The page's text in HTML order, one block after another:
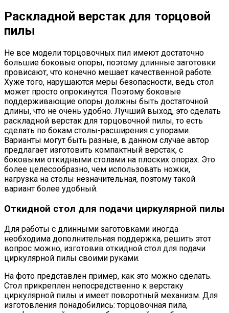
Раскладной верстак для торцовой
пилы
Не все модели торцовочных пил имеют достаточно
большие боковые опоры, поэтому длинные заготовки
провисают, что конечно мешает качественной работе.
Хуже того, нарушаются меры безопасности, ведь стол
может просто опрокинутся. Поэтому боковые
поддерживающие опоры должны быть достаточной
длины, что не очень удобно. Лучший выход, это сделать
раскладной верстак для торцовочной пилы, то есть
сделать по бокам столы-расширения с упорами.
Варианты могут быть разные, в данном случае автор
предлагает изготовить компактный верстак, с
боковыми откидными столами на плоских опорах. Это
более целесообразно, чем использовать ножки,
нагрузка на столы незначительная, поэтому такой
вариант более удобный.
Откидной стол для подачи циркулярной пилы
Для работы с длинными заготовками иногда
необходима дополнительная поддержка, решить этот
вопрос можно, изготовив откидной стол для подачи
циркулярной пилы своими руками.
На фото представлен пример, как это можно сделать.
Стол прикреплен непосредственно к верстаку
циркулярной пилы и имеет поворотный механизм. Для
изготовления понадобились: торцовочная пила,